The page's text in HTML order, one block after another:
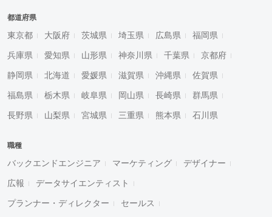
都道府県
東京都 大阪府 茨城県 埼玉県 広島県 福岡県
兵庫県 愛知県 山形県 神奈川県 千葉県 京都府
静岡県 北海道 愛媛県 滋賀県 沖縄県 佐賀県
福島県 栃木県 岐阜県 岡山県 長崎県 群馬県
長野県 山梨県 宮城県 三重県 熊本県 石川県
職種
バックエンドエンジニア マーケティング デザイナー
広報 データサイエンティスト
プランナー・ディレクター セールス